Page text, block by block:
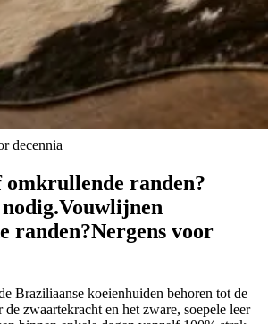
decennia
randen?
Vouwlijnen
randen?Nergens voor
Braziliaanse koeienhuiden behoren tot de
zwaartekracht en het zware, soepele leer